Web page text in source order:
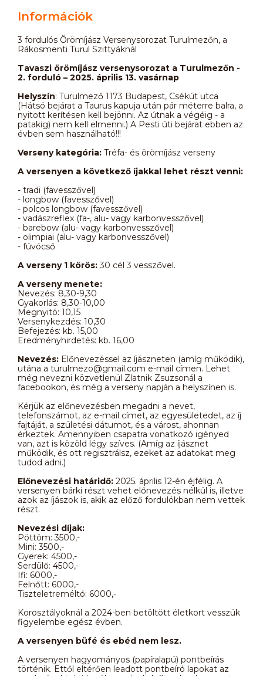
Információk
3 fordulós Örömíjász Versenysorozat Turulmezőn, a
Rákosmenti Turul Szittyáknál
Tavaszi örömíjász versenysorozat a Turulmezőn -
2. forduló – 2025. április 13. vasárnap
Helyszín: Turulmező 1173 Budapest, Csékút utca
(Hátsó bejárat a Taurus kapuja után pár méterre balra, a
nyitott kerítésen kell bejönni. Az útnak a végéig - a
patakig) nem kell elmenni.) A Pesti úti bejárat ebben az
évben sem használható!!!
Verseny kategória: Tréfa- és örömíjász verseny
A versenyen a következő íjakkal lehet részt venni:
- tradi (favesszővel)
- longbow (favesszővel)
- polcos longbow (favesszővel)
- vadászreflex (fa-, alu- vagy karbonvesszővel)
- barebow (alu- vagy karbonvesszővel)
- olimpiai (alu- vagy karbonvesszővel)
- fúvócső
A verseny 1 körös:30 cél 3 vesszővel.
A verseny menete:
Nevezés: 8,30-9,30
Gyakorlás: 8,30-10,00
Megnyitó: 10,15
Versenykezdés: 10,30
Befejezés: kb. 15,00
Eredményhirdetés: kb. 16,00
Nevezés: Előnevezéssel az íjászneten (amíg működik),
utána a turulmezo@gmail.com e-mail címen. Lehet
még nevezni közvetlenül Zlatnik Zsuzsonál a
facebookon, és még a verseny napján a helyszínen is.
Kérjük az előnevezésben megadni a nevet,
telefonszámot, az e-mail címet, az egyesületedet, az íj
fajtáját, a születési dátumot, és a várost, ahonnan
érkeztek. Amennyiben csapatra vonatkozó igényed
van, azt is közöld légy szíves. (Amíg az íjásznet
működik, és ott regisztrálsz, ezeket az adatokat meg
tudod adni.)
Előnevezési határidő: 2025. április 12-én éjfélig. A
versenyen bárki részt vehet előnevezés nélkül is, illetve
azok az íjászok is, akik az előző fordulókban nem vettek
részt.
Nevezési díjak:
Pöttöm: 3500,-
Mini: 3500,-
Gyerek: 4500,-
Serdülő: 4500,-
Ifi: 6000,-
Felnőtt: 6000,-
Tiszteletreméltó: 6000,-
Korosztályoknál a 2024-ben betöltött életkort vesszük
figyelembe egész évben.
A versenyen büfé és ebéd nem lesz.
A versenyen hagyományos (papíralapú) pontbeírás
történik. Ettől eltérően leadott pontbeíró lapokat az